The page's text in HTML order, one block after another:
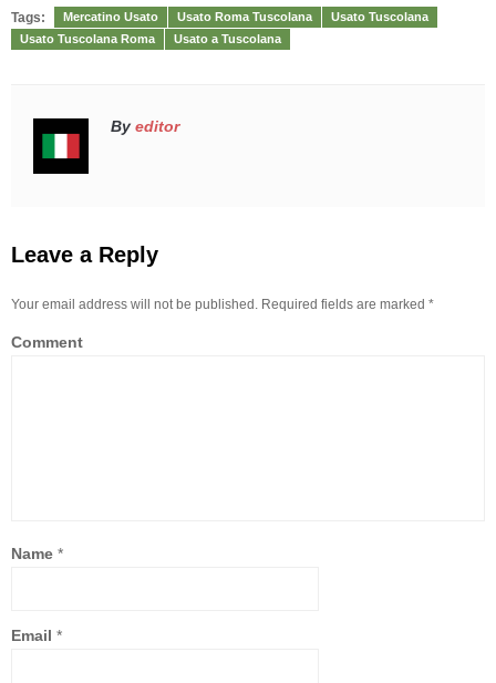
Tags: Mercatino Usato Usato Roma Tuscolana
Usato Tuscolana
Usato Tuscolana Roma
Usato a Tuscolana
By editor
Leave a Reply
Your email address will not be published. Required fields are marked *
Comment
Name *
Email *